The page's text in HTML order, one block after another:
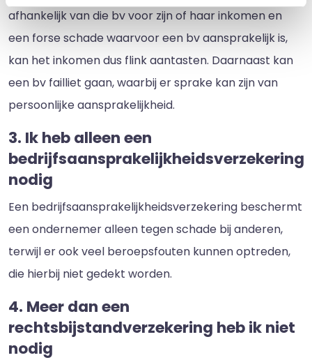
afhankelijk van die bv voor zijn of haar inkomen en
een forse schade waarvoor een bv aansprakelijk is,
kan het inkomen dus flink aantasten. Daarnaast kan
een bv failliet gaan, waarbij er sprake kan zijn van
persoonlijke aansprakelijkheid.
3. Ik heb alleen een
bedrijfsaansprakelijkheidsverzekering
nodig
Een bedrijfsaansprakelijkheidsverzekering beschermt
een ondernemer alleen tegen schade bij anderen,
terwijl er ook veel beroepsfouten kunnen optreden,
die hierbij niet gedekt worden.
4. Meer dan een
rechtsbijstandverzekering heb ik niet
nodig